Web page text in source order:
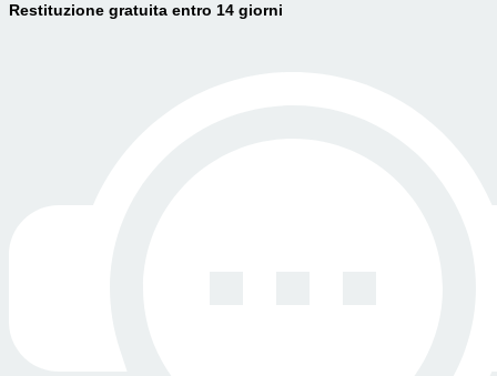
Restituzione gratuita entro 14 giorni